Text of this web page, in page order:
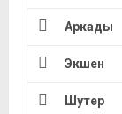
Аркады
Экшен
Шутер